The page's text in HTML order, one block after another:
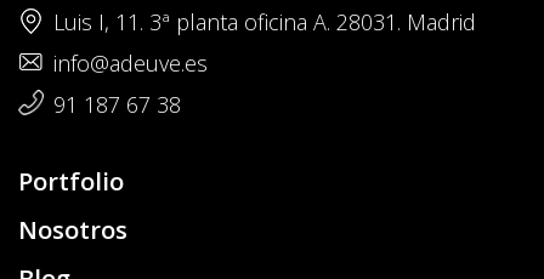
Luis I, 11. 3ª planta oficina A. 28031. Madrid
info@adeuve.es
91 187 67 38
Portfolio
Nosotros